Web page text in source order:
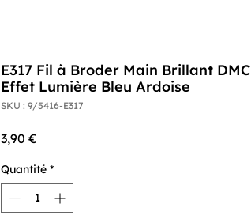
E317 Fil à Broder Main Brillant DMC
Effet Lumière Bleu Ardoise
SKU : 9/5416-E317
3,90 €Prix
Quantité *